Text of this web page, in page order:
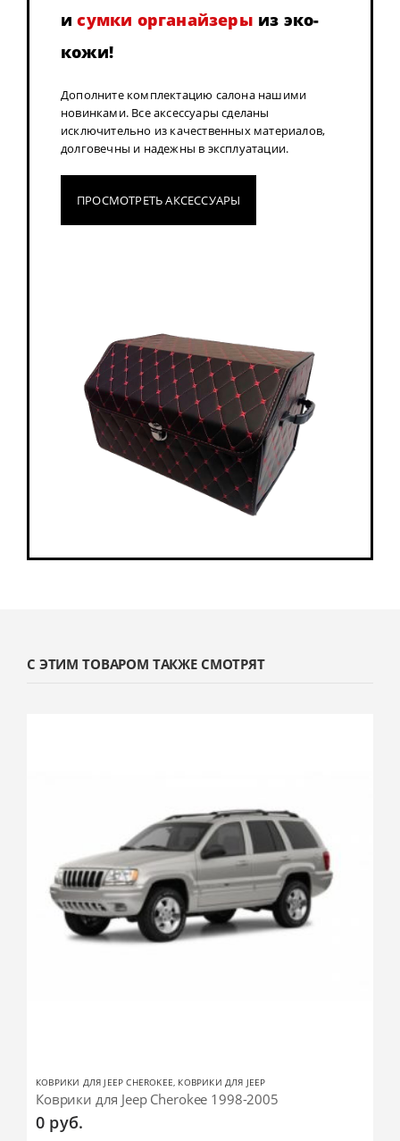
исумки органайзеры из эко-
кожи!
Дополните комплектацию салона нашими
новинками. Все аксессуары сделаны
исключительно из качественных материалов,
долговечны и надежны в эксплуатации.
ПРОСМОТРЕТЬ АКСЕССУАРЫ
С ЭТИМ ТОВАРОМ ТАКЖЕ СМОТРЯТ
КОВРИКИ ДЛЯ JEEP CHEROKEE, КОВРИКИ ДЛЯ JEEP
Коврики для Jeep Cherokee 1998-2005
0 руб.